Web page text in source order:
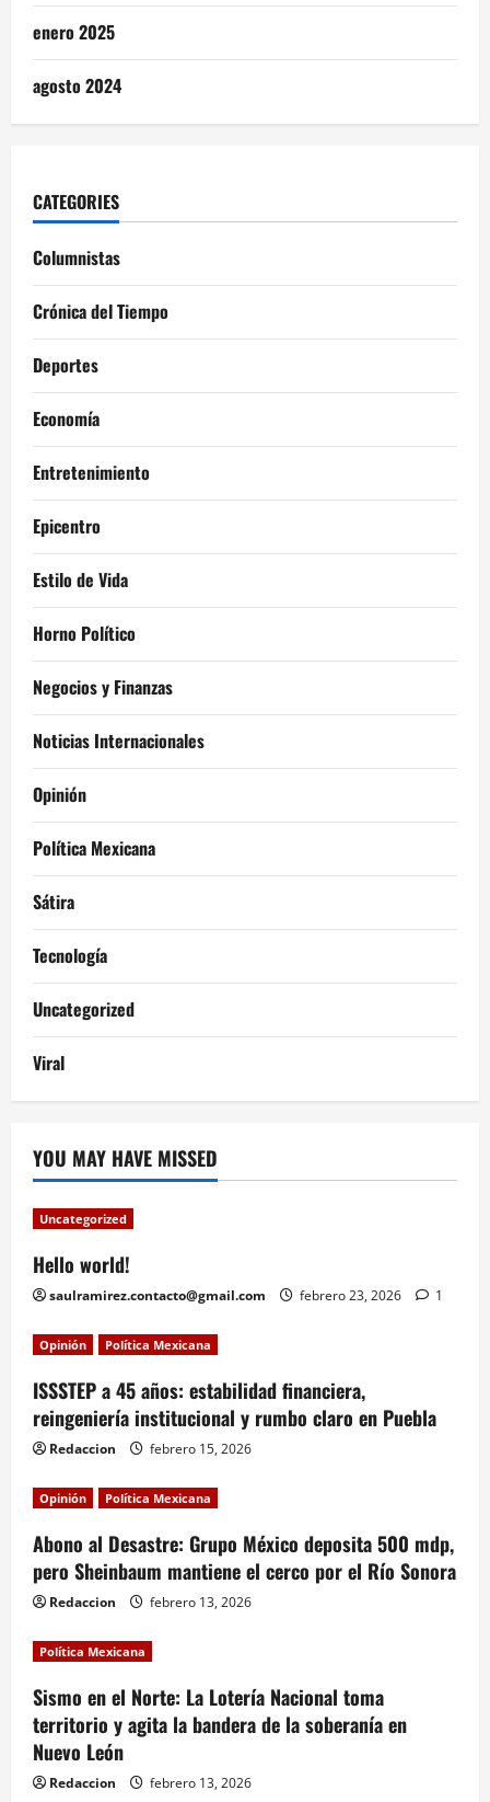
enero 2025
agosto 2024
CATEGORIES
Columnistas
Crónica del Tiempo
Deportes
Economía
Entretenimiento
Epicentro
Estilo de Vida
Horno Político
Negocios y Finanzas
Noticias Internacionales
Opinión
Política Mexicana
Sátira
Tecnología
Uncategorized
Viral
YOU MAY HAVE MISSED
Uncategorized
Hello world!
saulramirez.contacto@gmail.com febrero 23, 2026 1
Opinión Política Mexicana
ISSSTEP a 45 años: estabilidad financiera,
reingeniería institucional y rumbo claro en Puebla
Redaccion febrero 15, 2026
Opinión Política Mexicana
Abono al Desastre: Grupo México deposita 500 mdp,
pero Sheinbaum mantiene el cerco por el Río Sonora
Redaccion febrero 13, 2026
Política Mexicana
Sismo en el Norte: La Lotería Nacional toma
territorio y agita la bandera de la soberanía en
Nuevo León
Redaccion febrero 13, 2026